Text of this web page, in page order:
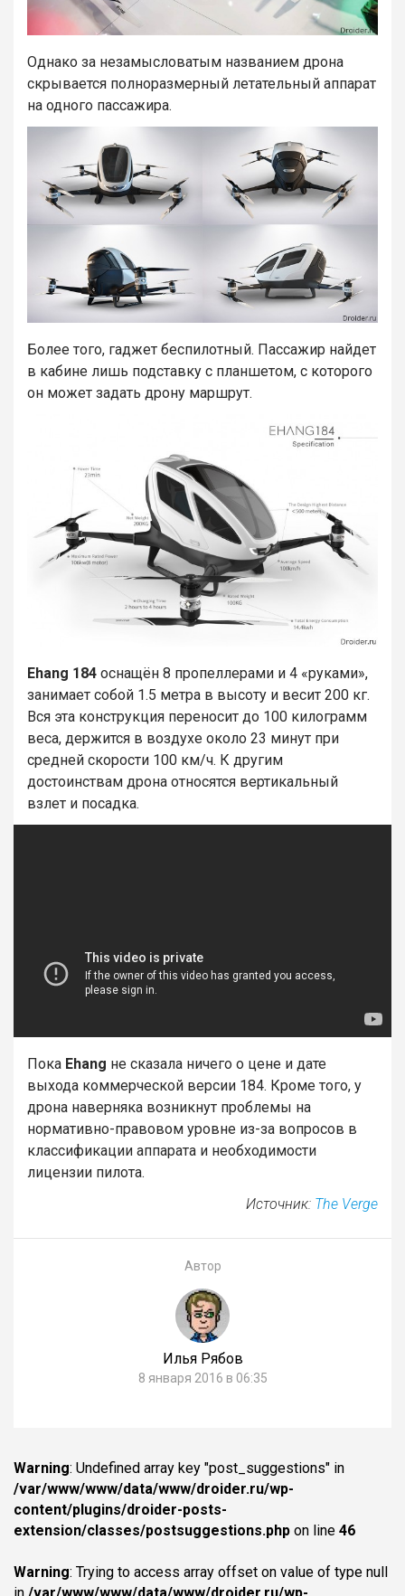
Однако за незамысловатым названием дрона
скрывается полноразмерный летательный аппарат
на одного пассажира.
Более того, гаджет беспилотный. Пассажир найдет
в кабине лишь подставку с планшетом, с которого
он может задать дрону маршрут.
Ehang 184 оснащён 8 пропеллерами и 4 «руками»,
занимает собой 1.5 метра в высоту и весит 200 кг.
Вся эта конструкция переносит до 100 килограмм
веса, держится в воздухе около 23 минут при
средней скорости 100 км/ч. К другим
достоинствам дрона относятся вертикальный
взлет и посадка.
Пока Ehang не сказала ничего о цене и дате
выхода коммерческой версии 184. Кроме того, у
дрона наверняка возникнут проблемы на
нормативно-правовом уровне из-за вопросов в
классификации аппарата и необходимости
лицензии пилота.
Источник: The Verge
Автор
Илья Рябов
8 января 2016 в 06:35
Warning: Undefined array key "post_suggestions" in
/var/www/www/data/www/droider.ru/wp-
content/plugins/droider-posts-
extension/classes/postsuggestions.php on line 46
Warning: Trying to access array offset on value of type null